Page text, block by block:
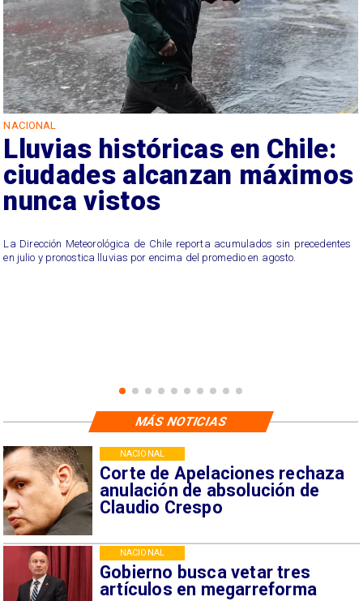
NACIONAL
Lluvias históricas en Chile:
ciudades alcanzan máximos
nunca vistos
La Dirección Meteorológica de Chile reporta acumulados sin precedentes
en julio y pronostica lluvias por encima del promedio en agosto.
Corte de Apelaciones rechaza
anulación de absolución de
Claudio Crespo
NACIONAL
Gobierno busca vetar tres
artículos en megarreforma
NACIONAL
MÁS NOTICIAS